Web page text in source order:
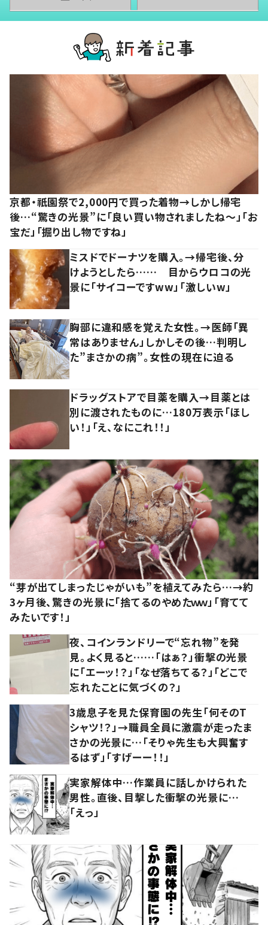
京都・祇園祭で2,000円で買った着物→しかし帰宅
後…“驚きの光景”に「良い買い物されましたね～」「お
宝だ」「掘り出し物ですね」
ミスドでドーナツを購入。→帰宅後、分
けようとしたら…… 目からウロコの光
景に「サイコーですww」「激しいw」
胸部に違和感を覚えた女性。→医師「異
常はありません」しかしその後…判明し
た”まさかの病”。女性の現在に迫る
ドラッグストアで目薬を購入→目薬とは
別に渡されたものに…180万表示「ほし
い！」「え、なにこれ！！」
“芽が出てしまったじゃがいも”を植えてみたら…→約
3ヶ月後、驚きの光景に「捨てるのやめたｗｗ」「育てて
みたいです！」
夜、コインランドリーで“忘れ物”を発
見。よく見ると……「はぁ？」衝撃の光景
に「エーッ！？」「なぜ落ちてる？」「どこで
忘れたことに気づくの？」
3歳息子を見た保育園の先生「何そのT
シャツ！？」→職員全員に激震が走ったま
さかの光景に…「そりゃ先生も大興奮す
るはず」「すげーー！！」
実家解体中…作業員に話しかけられた
男性。直後、目撃した衝撃の光景に…
「えっ」